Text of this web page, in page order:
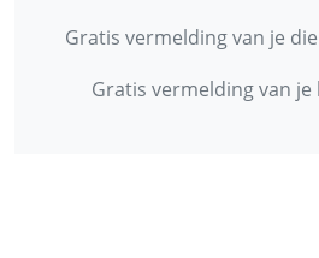
Gratis vermelding van je
Gratis vermelding van